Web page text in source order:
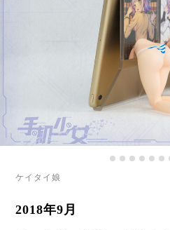
ケイタイ娘
2018年9月